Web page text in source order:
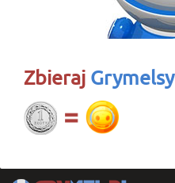
Zbieraj Grymelsy